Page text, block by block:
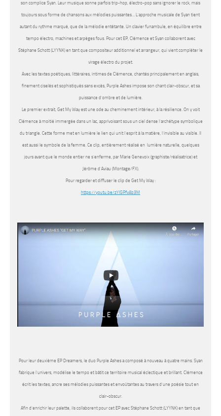
son complice Syan. Leur musique sonne parfois trip-hop, électro-pop sans ignorer le rock, mais
toujours sous forme de chansons aux mélodies puissantes… L’approche musicale de Syan tient
autant du rythme marqué, que de la mélodie entêtante. Un clavier funambule, en équilibre entre
tempo électro, machines et arpèges fous. Pour cet EP, Clémence et Syan collaborent avec
Stéphane Schott (LYYNK) en tant que compositeur additionnel et arrangeur, qui vient compléter le
virage électro du projet.
Avec les textes poétiques, littéraires, intimes de Clémence, chantés principalement en anglais,
finement ciselés et sophistiqués sans excès, Purple Ashes impose son chant clair-obscur, et sa
puissance d’ombre et de lumière.
Le premier extrait, Get My Wayest une ode au cheminement intérieur, à la résilience. On y voit
Clémence à moitié immergée dans un lac, apprivoisant sous un ciel dense l’archétype symbolique
du triangle. Cette forme met en lumière le lien qui unit l’esprit à la matière, l’invisible au visible. Il
est aussi le symbole de la femme. Ce clip, entièrement réalisé en lumière naturelle, quelques
jours avant que le monde entier ne s’enferme, par Marie Genevoix (graphiste/réalisatrice) et
Jérôme d’Aviau (Montage/FX).
Pour regarder et diffuser le clip de Get My Way :
https://youtu.be/zYIGPfvAb3M
Pour leur deuxième EP Dreamers, le duo Purple Ashes a composé à nouveau à quatre mains. Syan
fabrique l’univers, modélise le tempo et bâtit ce territoire musical éclectique et brillant. Clémence
écrit les textes, ancre ses mélodies puissantes et envoûtantes au travers d’une poésie tout en
clair-obscur.
Afin d’enrichir leur palette, ils collaborent pour cet EP avec Stéphane Schott (LYYNK) en tant que